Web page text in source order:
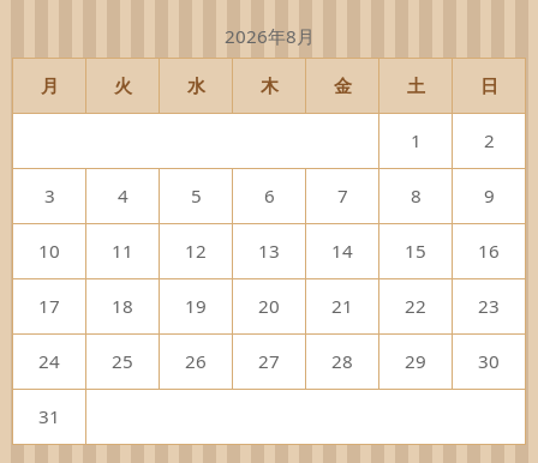
2026年8月
月 火 水 木 金 土 日
1 2
3 4 5 6 7 8 9
10 11 12 13 14 15 16
17 18 19 20 21 22 23
24 25 26 27 28 29 30
31